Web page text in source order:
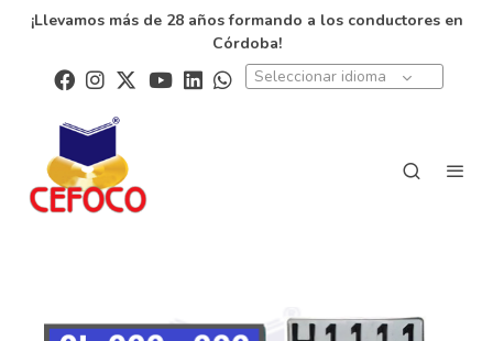
¡Llevamos más de 28 años formando a los conductores en
Córdoba!
Seleccionar idioma